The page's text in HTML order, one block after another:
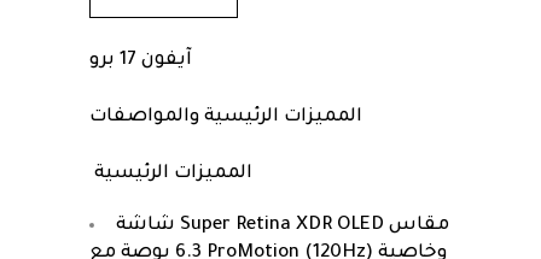
آيفون 17 برو
المميزات الرئيسية والمواصفات
المميزات الرئيسية
شاشة Super Retina XDR OLED مقاس
6.3 بوصة مع ProMotion (120Hz) وخاصية